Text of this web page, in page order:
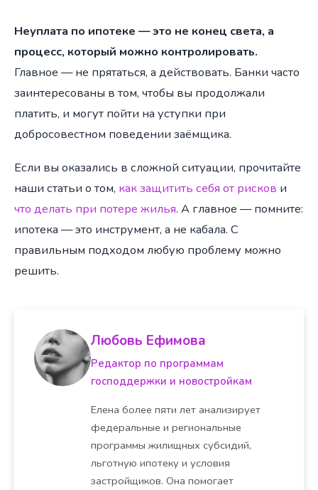
Неуплата по ипотеке — это не конец света, а
процесс, который можно контролировать.
Главное — не прятаться, а действовать. Банки часто
заинтересованы в том, чтобы вы продолжали
платить, и могут пойти на уступки при
добросовестном поведении заёмщика.
Если вы оказались в сложной ситуации, прочитайте
наши статьи о том, как защитить себя от рисков и
что делать при потере жилья. А главное — помните:
ипотека — это инструмент, а не кабала. С
правильным подходом любую проблему можно
решить.
Любовь Ефимова
Редактор по программам
господдержки и новостройкам
Елена более пяти лет анализирует
федеральные и региональные
программы жилищных субсидий,
льготную ипотеку и условия
застройщиков. Она помогает